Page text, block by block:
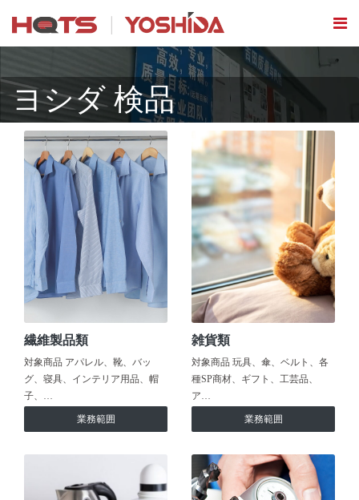
ヨシダ 検品
繊維製品類
対象商品 アパレル、靴、バッ
グ、寝具、インテリア用品、帽
子、…
業務範囲
雑貨類
対象商品 玩具、傘、ベルト、各
種SP商材、ギフト、工芸品、
ア…
業務範囲